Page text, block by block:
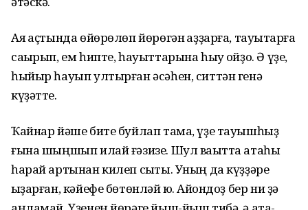
Аяҡ аҫтында өйөрөлөп йөрөгән ҡаҙҙарға, тауыҡтарға
саҡырып, ем һипте, һауыттарына һыу ҡойҙо. Ә үҙе,
һыйыр һауып ултырған әсәһен, ситтән ге­нә
күҙәтте.
Ҡайнар йәше бит­е буйлап тама, үҙе тауышһыҙ
ғына шыңшып илай ғәзизе. Шул ваҡытта атаһы
һарай артынан килеп сыҡты. Уның да күҙҙәре
ҡыҙарған, кәйефе бөтөнләй юҡ. Аҡйондоҙ бер ни ҙә